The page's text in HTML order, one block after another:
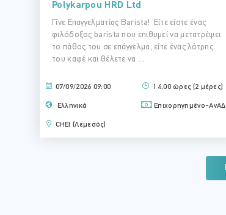
Polykarpou HRD Ltd
Γίνε Επαγγελματίας Barista! Είτε είστε ένας
φιλόδοξος barista που επιθυμεί να μετατρέψει
το πάθος του σε επάγγελμα, είτε ένας λάτρης
του καφέ και θέλετε να ...
07/09/2026 09:00 14.00 ώρες (2 μέρες)
Ελληνικά Επιχορηγημένο-ΑνΑΔ
CHEI (Λεμεσός)